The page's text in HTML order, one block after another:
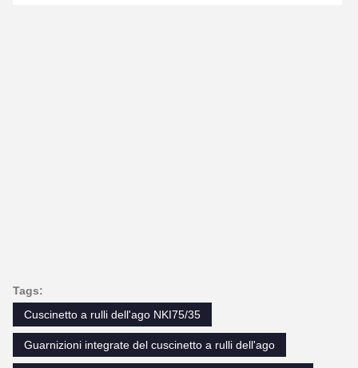
Tags:
Cuscinetto a rulli dell'ago NKI75/35
Guarnizioni integrate del cuscinetto a rulli dell'ago